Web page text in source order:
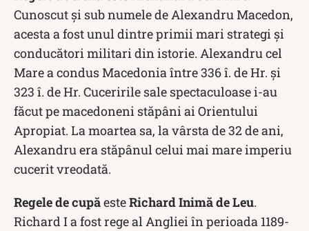
Cunoscut și sub numele de Alexandru Macedon,
acesta a fost unul dintre primii mari strategi și
conducători militari din istorie. Alexandru cel
Mare a condus Macedonia între 336 î. de Hr. și
323 î. de Hr. Cuceririle sale spectaculoase i-au
făcut pe macedoneni stăpâni ai Orientului
Apropiat. La moartea sa, la vârsta de 32 de ani,
Alexandru era stăpânul celui mai mare imperiu
cucerit vreodată.
Regele de cupăesteRichard Inimă de Leu.
Richard I a fost rege al Angliei în perioada 1189-